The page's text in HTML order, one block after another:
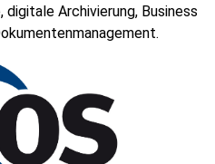
Archivierung, Business